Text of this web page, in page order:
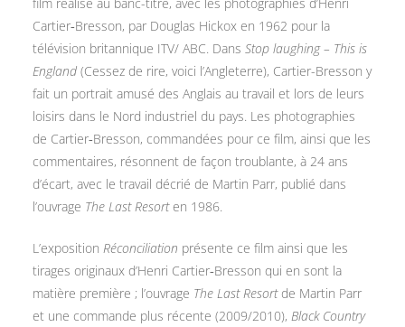
Cartier‑Bresson, par Douglas Hickox en 1962 pour la
télévision britannique ITV/ ABC. Dans Stop laughing – This is
England (Cessez de rire, voici l’Angleterre), Cartier-Bresson y
fait un portrait amusé des Anglais au travail et lors de leurs
loisirs dans le Nord industriel du pays. Les photographies
de Cartier‑Bresson, commandées pour ce film, ainsi que les
commentaires, résonnent de façon troublante, à 24 ans
d’écart, avec le travail décrié de Martin Parr, publié dans
l’ouvrage The Last Resort en 1986.
L’exposition Réconciliation présente ce film ainsi que les
tirages originaux d’Henri Cartier‑Bresson qui en sont la
matière première ; l’ouvrage The Last Resort de Martin Parr
et une commande plus récente (2009/2010), Black Country